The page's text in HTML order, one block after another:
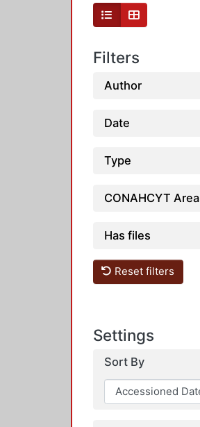
Filters
Author
Date
Type
CONAHCYT Area
Has files
Reset filters
Settings
Sort By